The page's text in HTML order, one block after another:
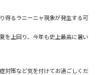
得るラニーニャ現象が発生する可
を上回り、今年も史上最高に暑い
対策など気を付けてお過ごしくだ